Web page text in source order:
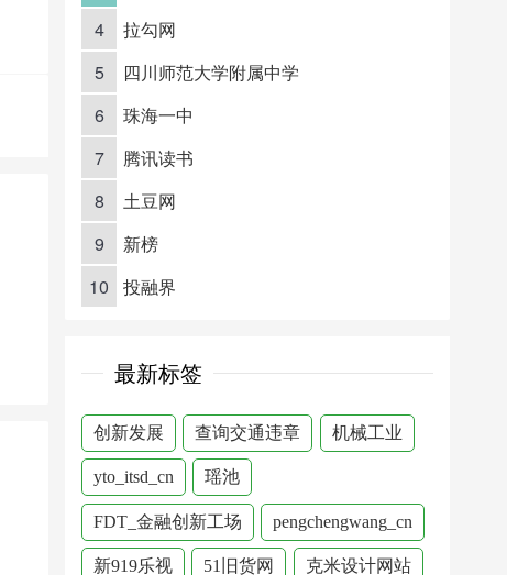
4
拉勾网
5
四川师范大学附属中学
6
珠海一中
7
腾讯读书
8
土豆网
9
新榜
10
投融界
最新标签
创新发展 查询交通违章 机械工业
yto_itsd_cn 瑶池
FDT_金融创新工场 pengchengwang_cn
新919乐视 51旧货网 克米设计网站